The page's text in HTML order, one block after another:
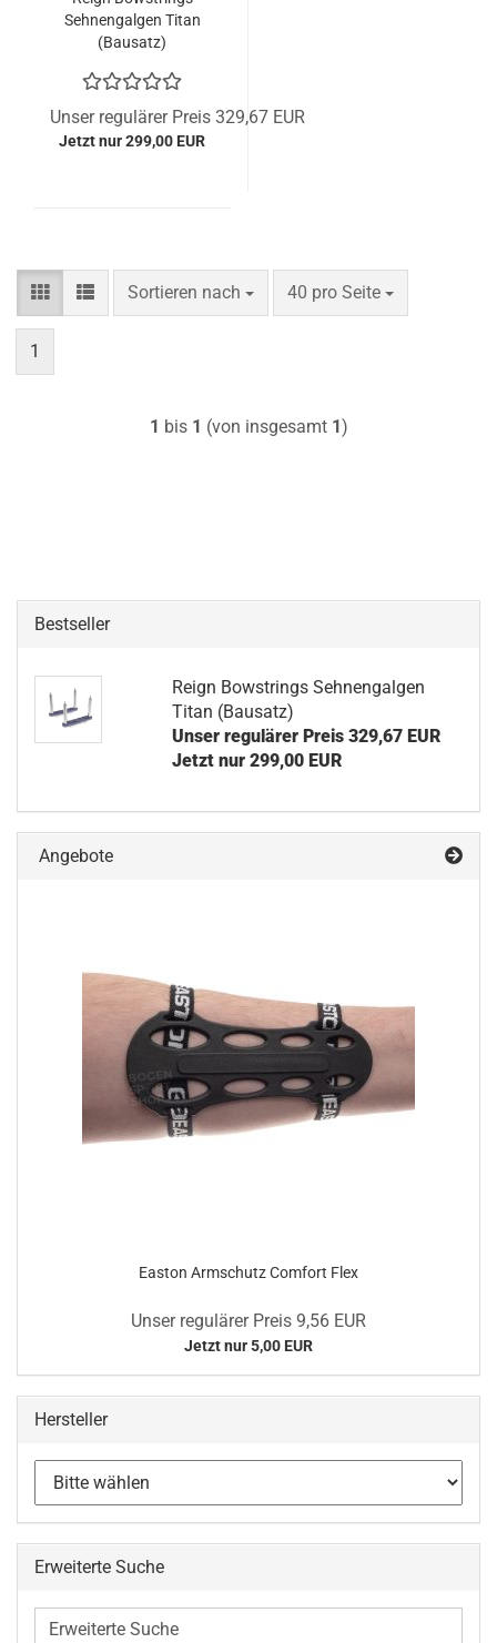
Sehnengalgen Titan
(Bausatz)
Unser regulärer Preis 329,67 EUR
Jetzt nur 299,00 EUR
Sortieren nach
Sortieren nach 40 pro Seite
pro Seite
1
1 bis 1 (von insgesamt 1)
Bestseller
Reign Bowstrings Sehnengalgen
Titan (Bausatz)
Unser regulärer Preis 329,67 EUR
Jetzt nur 299,00 EUR
Angebote
Easton Armschutz Comfort Flex
Unser regulärer Preis 9,56 EUR
Jetzt nur 5,00 EUR
Hersteller
Erweiterte Suche
Erweiterte